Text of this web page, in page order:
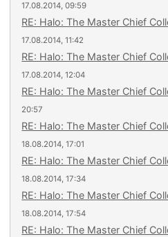
17.08.2014, 09:59
RE: Halo: The Master Chief
17.08.2014, 11:42
RE: Halo: The Master Chief
17.08.2014, 12:04
RE: Halo: The Master Chief
20:57
RE: Halo: The Master Chief
18.08.2014, 17:01
RE: Halo: The Master Chief
18.08.2014, 17:34
RE: Halo: The Master Chief
18.08.2014, 17:54
RE: Halo: The Master Chief